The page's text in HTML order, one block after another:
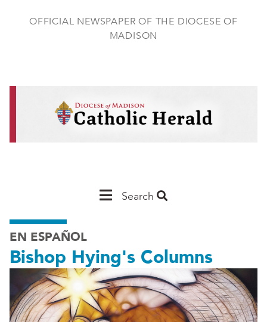
OFFICIAL NEWSPAPER OF THE DIOCESE OF
MADISON
Main
Madison
Search
EN ESPAÑOL
Bishop Hying's Columns